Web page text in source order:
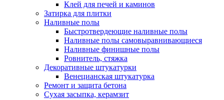
Клей для печей и каминов
Затирка для плитки
Наливные полы
Быстротвердеющие наливные полы
Наливные полы самовыравнивающиеся
Наливные финишные полы
Ровнитель, стяжка
Декоративные штукатурки
Венецианская штукатурка
Ремонт и защита бетона
Сухая засыпка, керамзит